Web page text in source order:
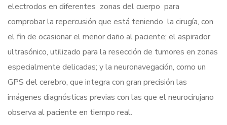
electrodos en diferentes zonas del cuerpo para
comprobar la repercusión que está teniendo la cirugía, con
el fin de ocasionar el menor daño al paciente; el aspirador
ultrasónico, utilizado para la resección de tumores en zonas
especialmente delicadas; y la neuronavegación, como un
GPS del cerebro, que integra con gran precisión las
imágenes diagnósticas previas con las que el neurocirujano
observa al paciente en tiempo real.